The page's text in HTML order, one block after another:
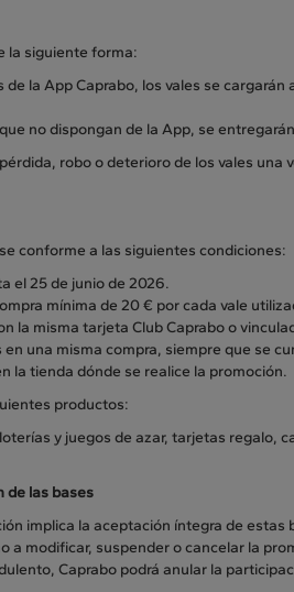
la siguiente forma:
de la App Caprabo, los vales se
no dispongan de la App, se
robo o deterioro de los vales una
conforme a las siguientes condiciones:
el 25 de junio de 2026.
mínima de 20 € por cada vale
la misma tarjeta Club Caprabo o
en una misma compra, siempre que se
la tienda dónde se realice la promoción.
productos:
y juegos de azar, tarjetas regalo,
de las bases
implica la aceptación íntegra de estas
a modificar, suspender o cancelar la
Caprabo podrá anular la